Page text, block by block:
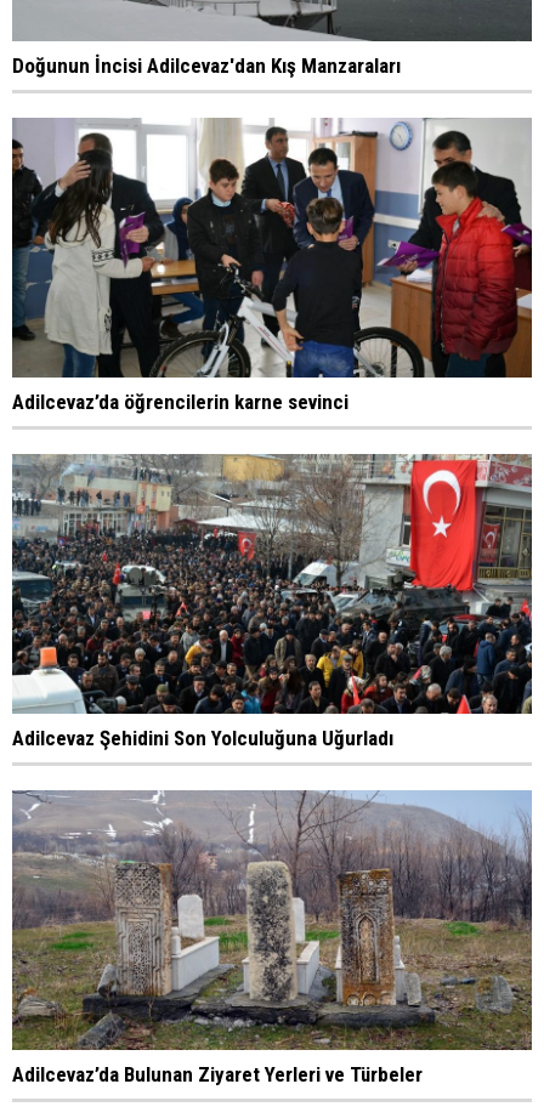
Doğunun İncisi Adilcevaz'dan Kış Manzaraları
Adilcevaz’da öğrencilerin karne sevinci
Adilcevaz Şehidini Son Yolculuğuna Uğurladı
Adilcevaz’da Bulunan Ziyaret Yerleri ve Türbeler